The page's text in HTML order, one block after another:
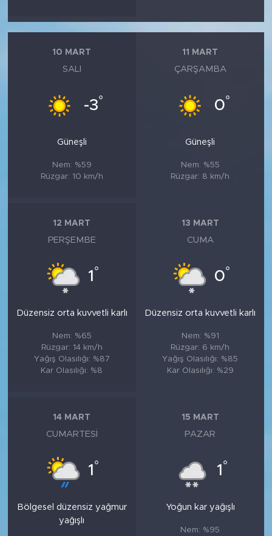
10 MART
SALI
-3°
Güneşli
Nem: %59
Rüzgar: 10 km/h
11 MART
ÇARŞAMBA
0°
Güneşli
Nem: %55
Rüzgar: 8 km/h
12 MART
PERŞEMBE
1 °
Düzensiz orta kuvvetli karlı
Nem: %65
Rüzgar: 14 km/h
Yağış Olasılığı: %87
Kar Olasılığı: %8
13 MART
CUMA
0°
Düzensiz orta kuvvetli karlı
Nem: %91
Rüzgar: 6 km/h
Yağış Olasılığı: %85
Kar Olasılığı: %29
14 MART
CUMARTESI
1 °
Bölgesel düzensiz yağmur
yağışlı
15 MART
PAZAR
1 °
Yoğun kar yağışlı
Nem: %95